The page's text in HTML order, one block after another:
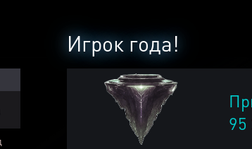
Игрок года!
95